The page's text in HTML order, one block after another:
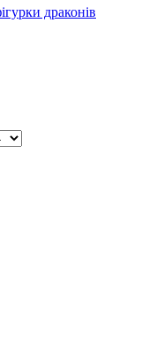
драконів